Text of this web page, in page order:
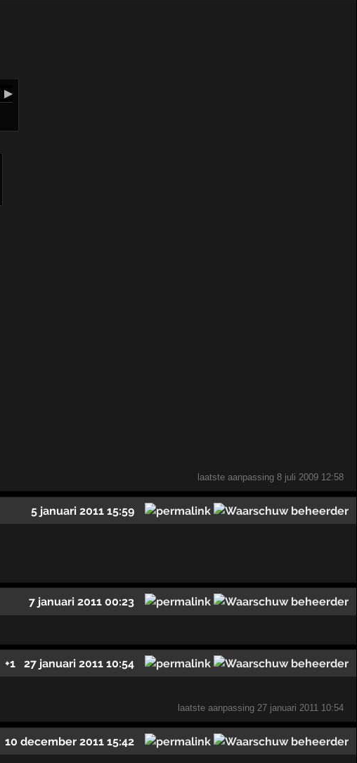
▶
laatste aanpassing 8 juli 2009 12:58
5 januari 2011 15:59
7 januari 2011 00:23
+1 27 januari 2011 10:54
laatste aanpassing 27 januari 2011 10:54
10 december 2011 15:42